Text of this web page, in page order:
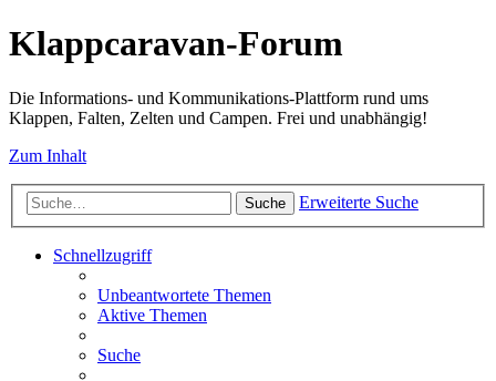
Klappcaravan-Forum
Die Informations- und Kommunikations-Plattform rund ums
Klappen, Falten, Zelten und Campen. Frei und unabhängig!
Zum Inhalt
Suche Erweiterte Suche
Schnellzugriff
Unbeantwortete Themen
Aktive Themen
Suche